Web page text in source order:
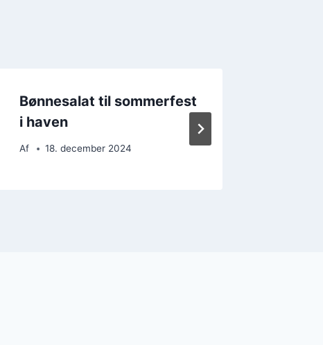
Bønnesalat til sommerfest
i haven
Af 18. december 2024